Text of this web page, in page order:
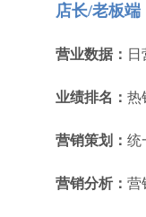
店长/老板端
营业数据：
业绩排名： 热
营销策划： 统
营销分析： 营